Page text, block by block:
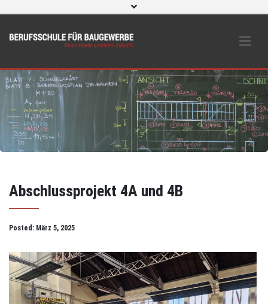
Abschlussprojekt 4A und 4B
Posted: März 5, 2025